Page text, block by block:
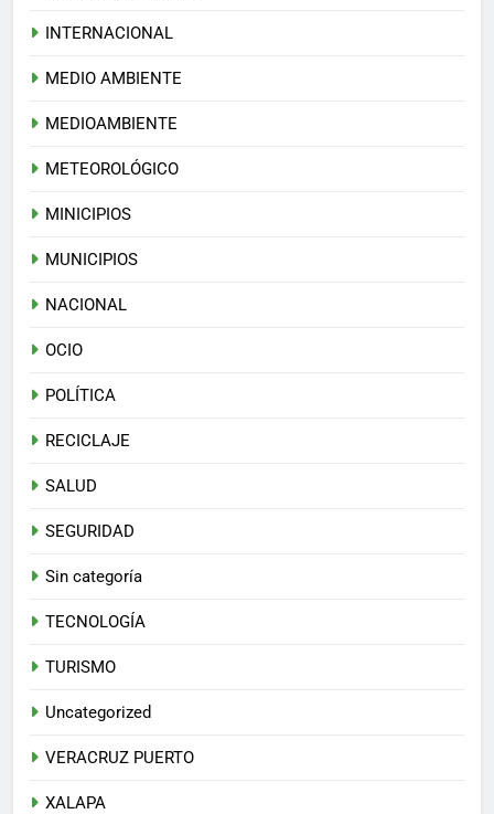
INTERNACIONAL
MEDIO AMBIENTE
MEDIOAMBIENTE
METEOROLÓGICO
MINICIPIOS
MUNICIPIOS
NACIONAL
OCIO
POLÍTICA
RECICLAJE
SALUD
SEGURIDAD
Sin categoría
TECNOLOGÍA
TURISMO
Uncategorized
VERACRUZ PUERTO
XALAPA